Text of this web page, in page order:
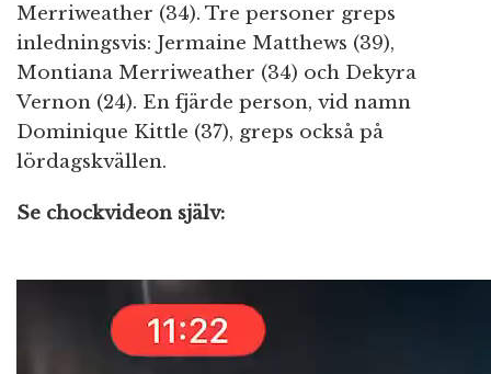
Merriweather (34). Tre personer greps
inledningsvis: Jermaine Matthews (39),
Montiana Merriweather (34) och Dekyra
Vernon (24). En fjärde person, vid namn
Dominique Kittle (37), greps också på
lördagskvällen.
Se chockvideon själv: